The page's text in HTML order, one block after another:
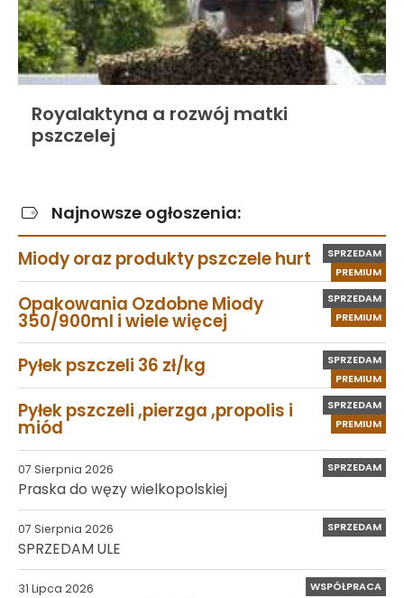
Royalaktyna a rozwój matki
pszczelej
Najnowsze ogłoszenia:
PREMIUM
SPRZEDAM
Miody oraz produkty pszczele hurt
PREMIUM
SPRZEDAM
Opakowania Ozdobne Miody
350/900ml i wiele więcej
PREMIUM
SPRZEDAM
Pyłek pszczeli 36 zł/kg
PREMIUM
SPRZEDAM
Pyłek pszczeli ,pierzga ,propolis i
miód
07 Sierpnia 2026 SPRZEDAM
Praska do węzy wielkopolskiej
07 Sierpnia 2026 SPRZEDAM
SPRZEDAM ULE
31 Lipca 2026 WSPÓŁPRACA